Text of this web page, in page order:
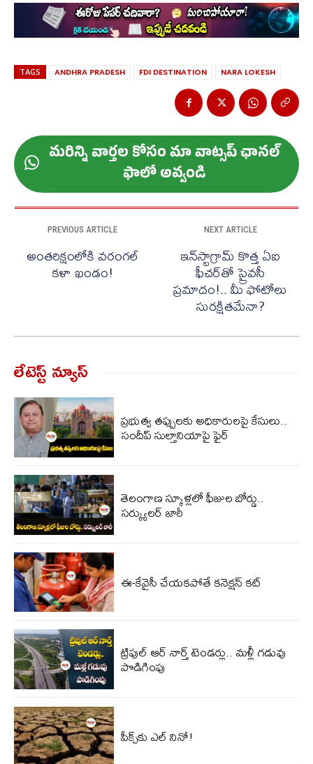
TAGS ANDHRA PRADESH FDI DESTINATION NARA LOKESH
మ‌రిన్ని వార్త‌ల కోసం మా వాట్స‌ప్ ఛాన‌ల్
ఫాలో అవ్వండి
PREVIOUS ARTICLE
అంత‌రిక్షంలోకి వ‌రంగ‌ల్
క‌ళా ఖండం!
NEXT ARTICLE
ఇన్‌స్టాగ్రామ్ కొత్త ఏఐ
ఫీచర్‌తో ప్రైవసీ
ప్రమాదం!.. మీ ఫోటోలు
సురక్షితమేనా?
లేటెస్ట్ న్యూస్‌
ప్రభుత్వ తప్పులకు అధికారులపై కేసులు..
సందీప్ సుల్తానియాపై ఫైర్
తెలంగాణ స్కూళ్లలో ఫీజుల బోర్డు..
సర్క్యులర్ జారీ
ఈ-కేవైసీ చేయకపోతే కనెక్షన్ కట్
ట్రిపుల్ ఆర్‌ నార్త్ టెండర్లు.. మ‌ళ్లీ గ‌డువు
పొడిగింపు
పీక్స్‌కు ఎల్‌ నినో!